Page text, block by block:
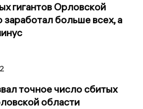
гигантов Орловской
заработал больше всех, а
точное число сбитых
области